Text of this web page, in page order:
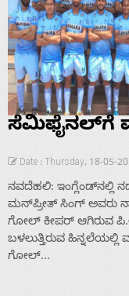
ಸೆಮಿಫೈನಲ್‌ಗೆ
Date : Thursday, 18-05-
ನವದೆಹಲಿ: ಇಂಗ್ಲೆಂಡ್‌ನಲ್ಲಿ
ಮನ್‌ಪ್ರೀತ್ ಸಿಂಗ್ ಅವರು
ಗೋಲ್ ಕೀಪರ್ ಆಗಿರುವ
ಬಳಲುತ್ತಿರುವ
ಗೋಲ್...